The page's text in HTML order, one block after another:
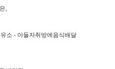
,
소 - 아들자취방에음식배달